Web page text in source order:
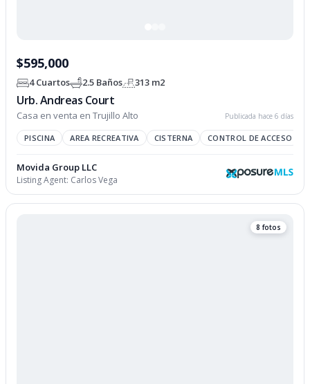
$595,000
4 Cuartos 2.5 Baños 313 m2
Urb. Andreas Court
Casa en venta en Trujillo Alto Publicada hace 6 días
PISCINA AREA RECREATIVA CISTERNA CONTROL DE ACCESO
Movida Group LLC
Listing Agent: Carlos Vega
8 fotos